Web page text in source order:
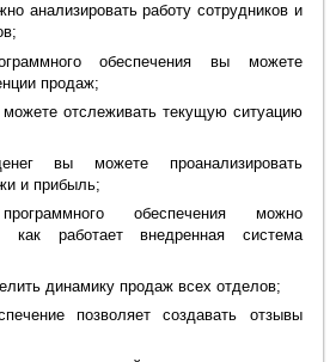
анализировать работу сотрудников и
обеспечения вы можете
продаж;
отслеживать текущую ситуацию
вы можете проанализировать
и прибыль;
обеспечения можно
как работает внедренная система
динамику продаж всех отделов;
позволяет создавать отзывы